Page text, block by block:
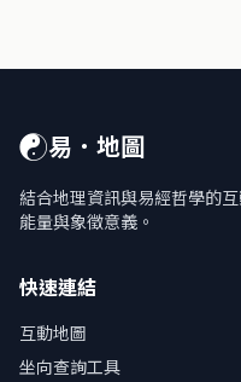
☯易．地圖
結合地理資訊與易經哲學的
能量與象徵意義。
快速連結
互動地圖
坐向查詢工具